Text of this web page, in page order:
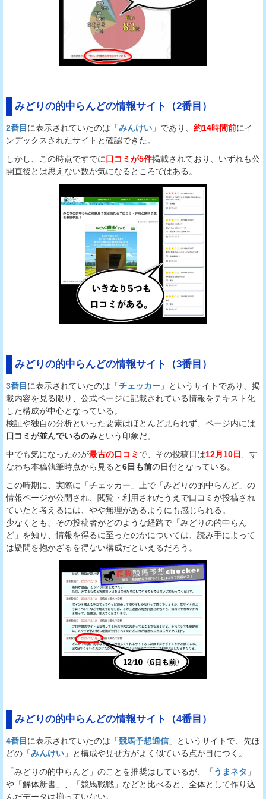
みどりの的中らんどの情報サイト（2番目）
2番目 に表示されていたのは「みんけい 」であり、 約14時間前にイ
ンデックスされたサイトと確認できた。
しかし、この時点ですでに口コミが5件掲載されており、いずれも公
開直後とは思えない数が気になるところではある。
みどりの的中らんどの情報サイト（3番目）
3番目 に表示されていたのは「チェッカー 」というサイトであり、掲
載内容を見る限り、公式ページに記載されている情報をテキスト化
した構成が中心となっている。
検証や独自の分析といった要素はほとんど見られず、ページ内には
口コミが並んでいるのみという印象だ。
中でも気になったのが最古の口コミ で、その投稿日は12月10日 、す
なわち本稿執筆時点から見ると6日も前の日付となっている。
この時期に、実際に「チェッカー」上で「みどりの的中らんど」の
情報ページが公開され、閲覧・利用されたうえで口コミが投稿され
ていたと考えるには、やや無理があるようにも感じられる。
少なくとも、その投稿者がどのような経路で「みどりの的中らん
ど」を知り、情報を得るに至ったのかについては、読み手によって
は疑問を抱かざるを得ない構成だといえるだろう。
みどりの的中らんどの情報サイト（4番目）
4番目 に表示されていたのは「競馬予想通信 」というサイトで、先ほ
どの「みんけい 」と構成や見せ方がよく似ている点が目につく。
「みどりの的中らんど」のことを推奨はしているが、「 うまネタ 」
や「解体新書」、「競馬戦戦」などと比べると、全体として作り込
んだデータは揃っていない。